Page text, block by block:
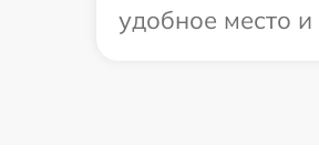
удобное место и